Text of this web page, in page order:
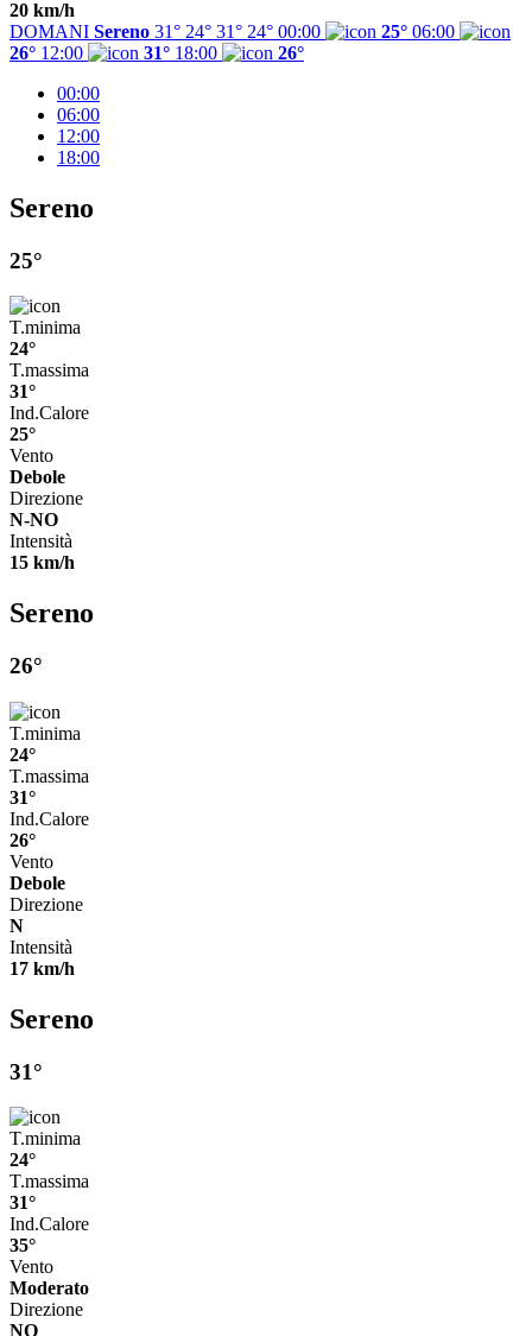
20 km/h
DOMANI Sereno 31° 24° 31° 24° 00:00 25° 06:00
26° 12:00 31° 18:00
26°
00:00
06:00
12:00
18:00
Sereno
25°
T.minima
24°
T.massima
31°
Ind.Calore
25°
Vento
Debole
Direzione
N-NO
Intensità
15 km/h
Sereno
26°
T.minima
24°
T.massima
31°
Ind.Calore
26°
Vento
Debole
Direzione
N
Intensità
17 km/h
Sereno
31°
T.minima
24°
T.massima
31°
Ind.Calore
35°
Vento
Moderato
Direzione
NO